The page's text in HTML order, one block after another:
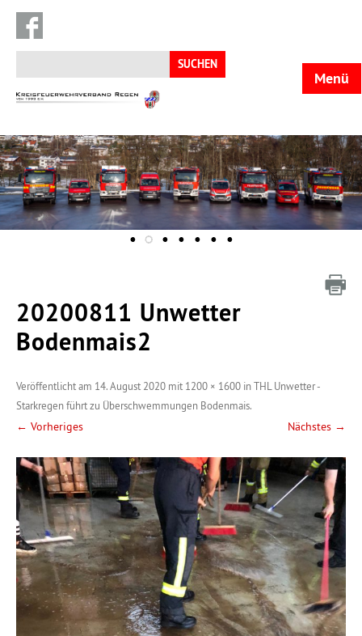
Suchen
nach:
KFV
Menü
20200811 Unwetter
Bodenmais2
Veröffentlicht am 14. August 2020 mit 1200 × 1600 inTHL Unwetter -
Starkregen führt zu Überschwemmungen Bodenmais.
← Vorheriges Nächstes →